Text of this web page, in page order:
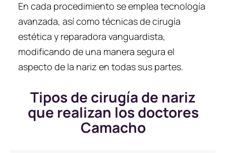
En cada procedimiento se emplea tecnología
avanzada, así como técnicas de cirugía
estética y reparadora vanguardista,
modificando de una manera segura el
aspecto de la nariz en todas sus partes.
Tipos de cirugía de nariz
que realizan los doctores
Camacho